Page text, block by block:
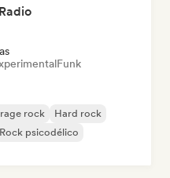
Funk
rock
Hard rock
Rock psicodélico